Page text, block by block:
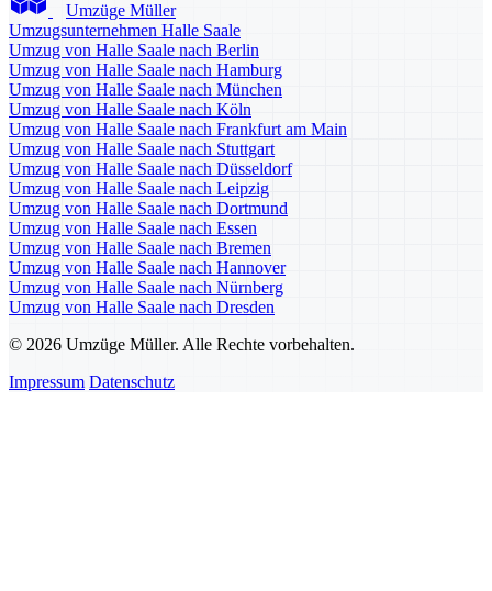
Umzüge Müller
Umzugsunternehmen Halle Saale
Umzug von Halle Saale nach Berlin
Umzug von Halle Saale nach Hamburg
Umzug von Halle Saale nach München
Umzug von Halle Saale nach Köln
Umzug von Halle Saale nach Frankfurt am Main
Umzug von Halle Saale nach Stuttgart
Umzug von Halle Saale nach Düsseldorf
Umzug von Halle Saale nach Leipzig
Umzug von Halle Saale nach Dortmund
Umzug von Halle Saale nach Essen
Umzug von Halle Saale nach Bremen
Umzug von Halle Saale nach Hannover
Umzug von Halle Saale nach Nürnberg
Umzug von Halle Saale nach Dresden
© 2026 Umzüge Müller. Alle Rechte vorbehalten.
Impressum Datenschutz